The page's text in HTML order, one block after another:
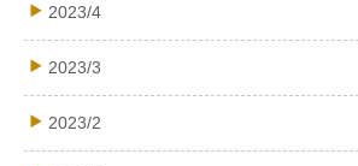
2023/4
2023/3
2023/2